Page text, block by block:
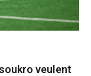
veulent